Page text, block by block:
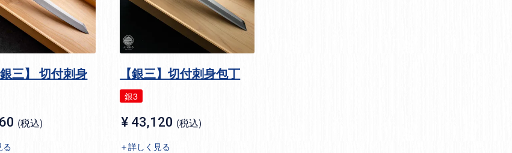
銀三】 切付刺身
税込
る
【銀三】切付刺身包丁
銀3
¥ 43,120 税込
＋詳しく見る